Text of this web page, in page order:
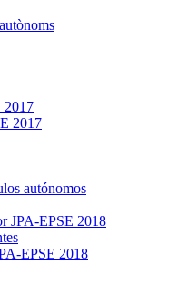
2017
2017
autónomos
JPA-EPSE 2018
EPSE 2018